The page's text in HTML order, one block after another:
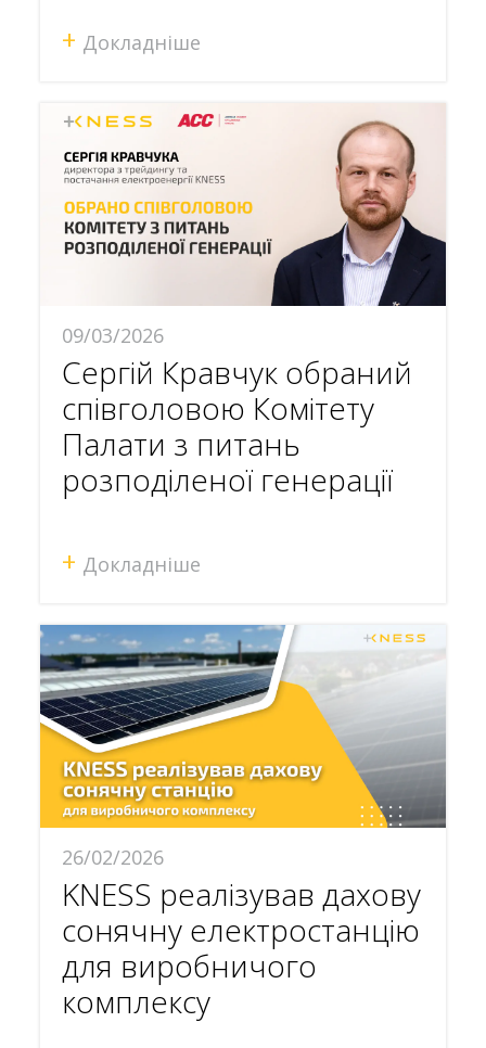
+ Докладніше
09/03/2026
Сергій Кравчук обраний
співголовою Комітету
Палати з питань
розподіленої генерації
+ Докладніше
26/02/2026
KNESS реалізував дахову
сонячну електростанцію
для виробничого
комплексу